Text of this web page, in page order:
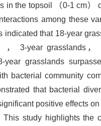
in the topsoil （0-1 cm
among these
indicated that 18-year
， 3-year grasslands，
year grasslands
bacterial community
that bacterial
positive effects
This study highlights